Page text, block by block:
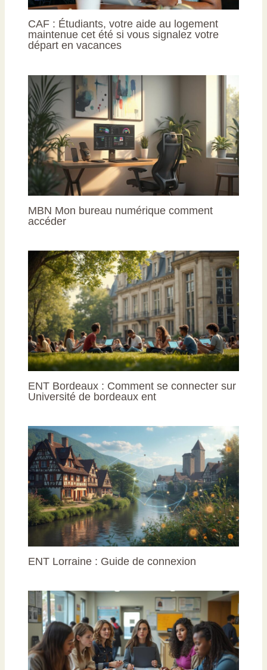
CAF : Étudiants, votre aide au logement
maintenue cet été si vous signalez votre
départ en vacances
MBN Mon bureau numérique comment
accéder
ENT Bordeaux : Comment se connecter sur
Université de bordeaux ent
ENT Lorraine : Guide de connexion